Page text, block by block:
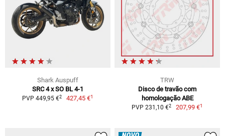
Shark Auspuff
SRC 4 x SO BL 4-1
PVP 449,95 €2 427,45 €1
TRW
Disco de travão com
homologação ABE
PVP 231,10 €2 207,99 €1